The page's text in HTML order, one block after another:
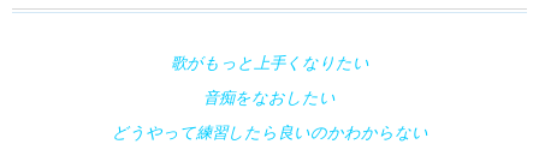
歌がもっと上手くなりたい
音痴をなおしたい
どうやって練習したら良いのかわからない